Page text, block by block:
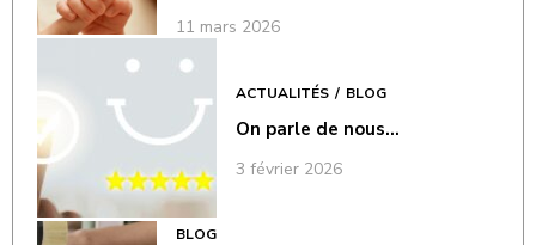
11 mars 2026
ACTUALITÉS BLOG
On parle de nous…
3 février 2026
BLOG